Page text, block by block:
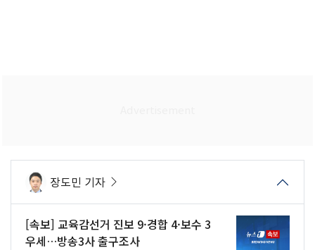
장도민 기자
[속보] 교육감선거 진보 9·경합 4·보수 3
우세…방송3사 출구조사